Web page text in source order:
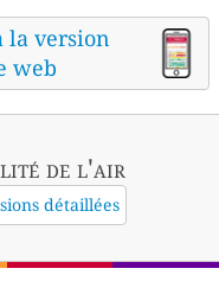
la version
web
de l'air
détaillées